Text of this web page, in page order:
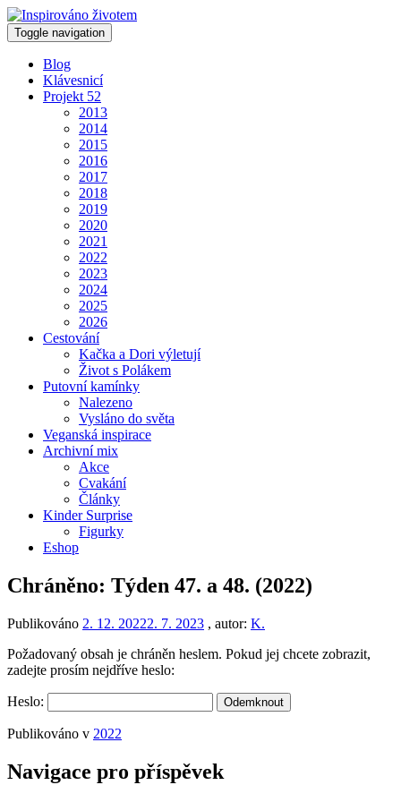
Toggle navigation
Blog
Klávesnicí
Projekt 52
2013
2014
2015
2016
2017
2018
2019
2020
2021
2022
2023
2024
2025
2026
Cestování
Kačka a Dori výletují
Život s Polákem
Putovní kamínky
Nalezeno
Vysláno do světa
Veganská inspirace
Archivní mix
Akce
Cvakání
Články
Kinder Surprise
Figurky
Eshop
Chráněno: Týden 47. a 48. (2022)
Publikováno 2. 12. 20222. 7. 2023 , autor: K.
Požadovaný obsah je chráněn heslem. Pokud jej chcete zobrazit,
zadejte prosím nejdříve heslo:
Heslo:
Publikováno v 2022
Navigace pro příspěvek